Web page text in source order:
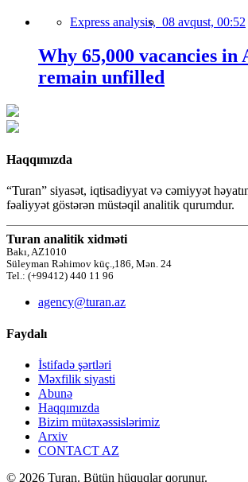
Express analysis, 08 avqust, 00:52
Why 65,000 vacancies in
remain unfilled
Haqqımızda
“Turan” siyasət, iqtisadiyyat və cəmiyyət
fəaliyyət göstərən müstəqil analitik qurumdur.
Turan analitik xidməti
Bakı, AZ1010
Süleyman Rəhimov küç.,186, Mən. 24
Tel.: (+99412) 440 11 96
agency@turan.az
Faydalı
İstifadə şərtləri
Məxfilik siyasti
Abunə
Haqqımızda
Bizim mütəxəssislərimiz
Arxiv
CONTACT AZ
© 2026 Turan. Bütün hüquqlar qorunur.